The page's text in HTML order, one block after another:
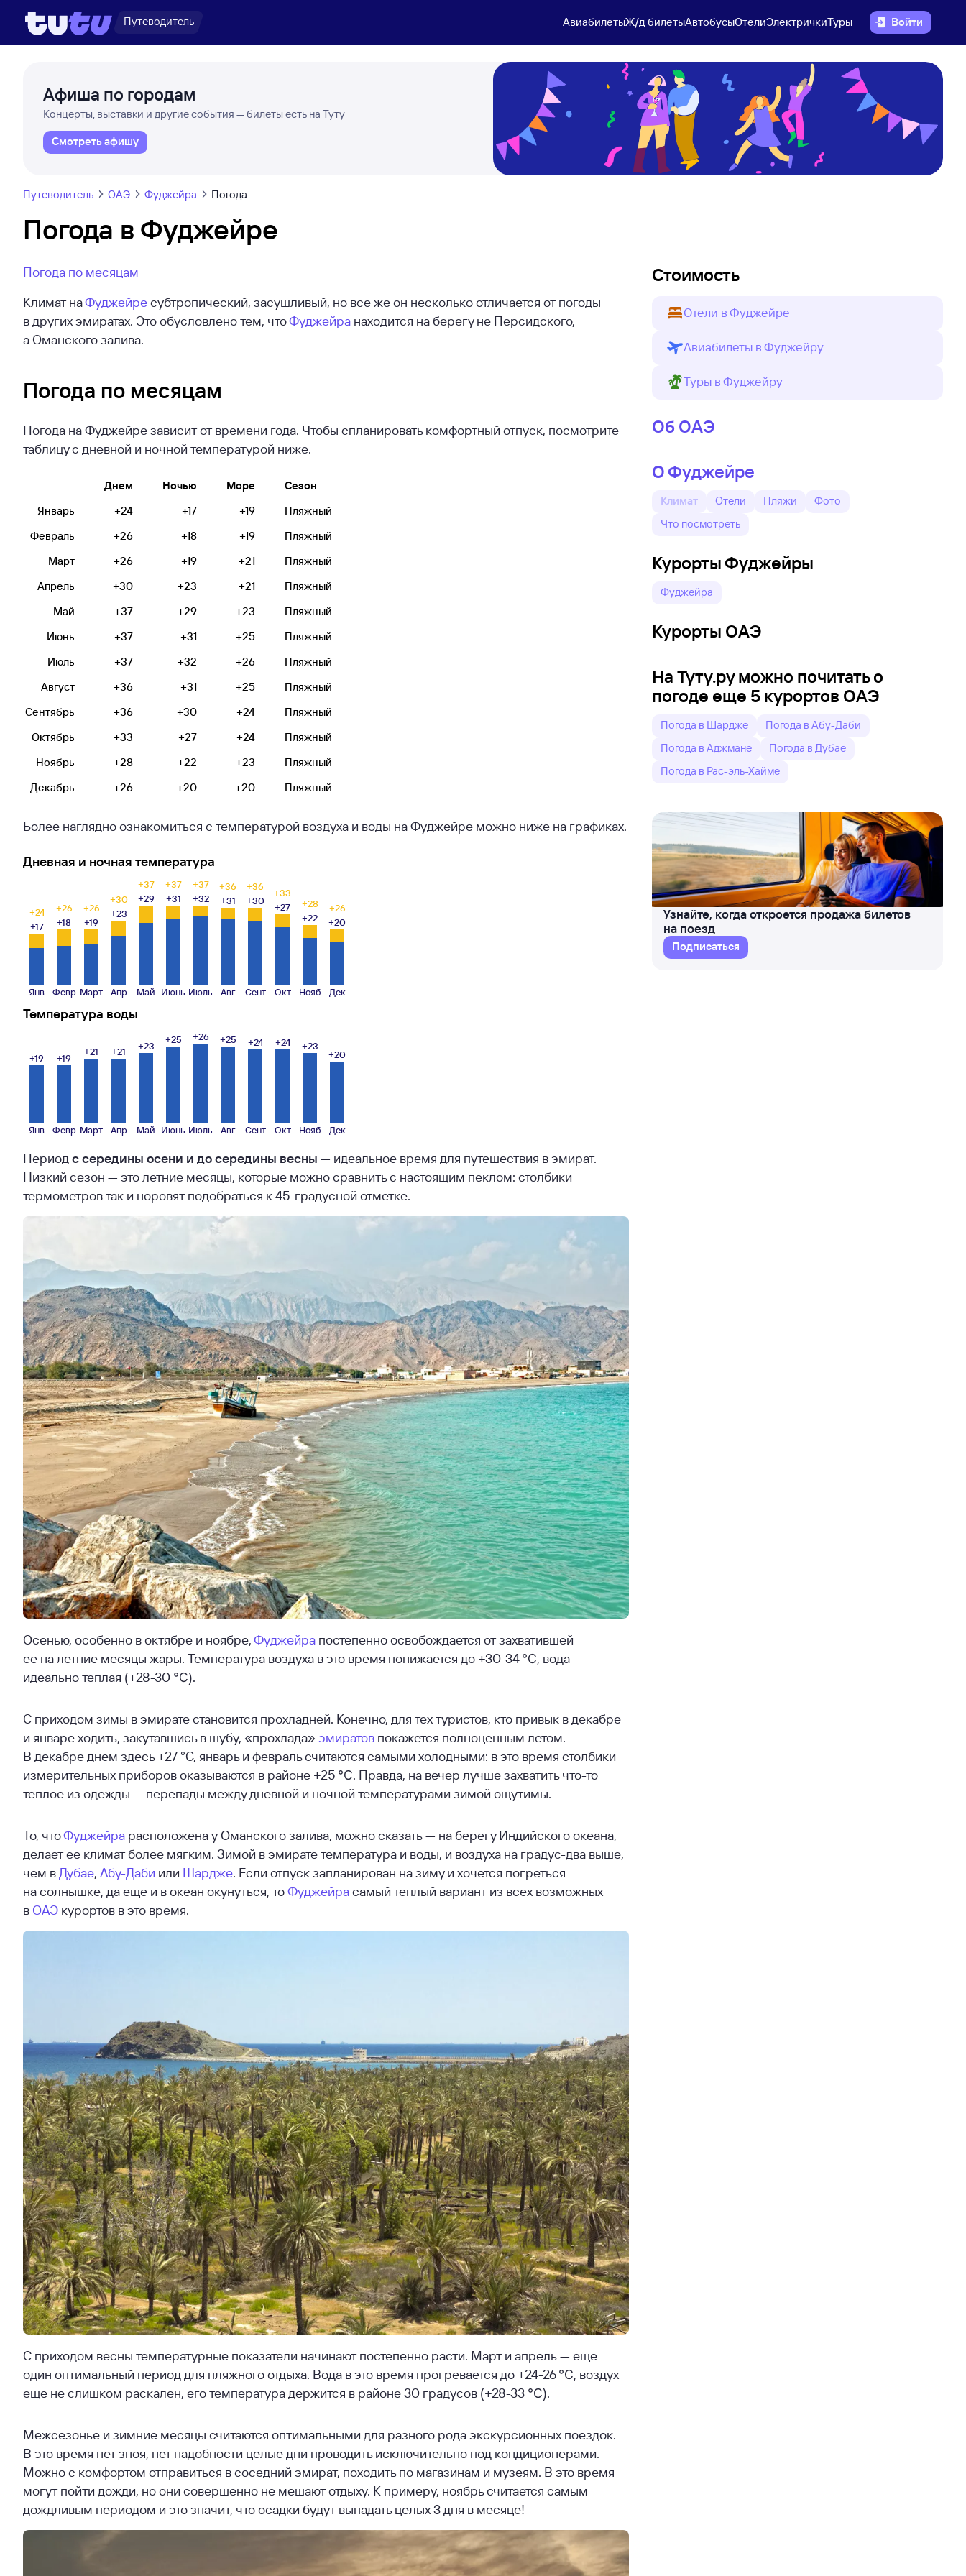
Путеводитель АвиабилетыЖ/д билетыАвтобусыОтелиЭлектричкиТуры Войти
Афиша по городам
Концерты, выставки и другие события — билеты есть на Туту
Смотреть афишу
Путеводитель ОАЭ Фуджейра Погода
Погода в Фуджейре
Погода по месяцам
Климат наФуджейресубтропический, засушливый, но все же он несколько отличается от погоды
в других эмиратах. Это обусловлено тем, чтоФуджейра находится на берегу не Персидского,
а Оманского залива.
Погода по месяцам
Погода на Фуджейре зависит от времени года. Чтобы спланировать комфортный отпуск, посмотрите
таблицу с дневной и ночной температурой ниже.
Днем Ночью Море
Сезон
Январь
+24 +17 +19
Пляжный
Февраль
+26 +18 +19
Пляжный
Март
+26 +19 +21
Пляжный
Апрель
+30 +23 +21
Пляжный
Май
+37 +29 +23
Пляжный
Июнь
+37 +31 +25
Пляжный
Июль
+37 +32 +26
Пляжный
Август
+36 +31 +25
Пляжный
Сентябрь
+36 +30 +24
Пляжный
Октябрь
+33 +27 +24
Пляжный
Ноябрь
+28 +22 +23
Пляжный
Декабрь
+26 +20 +20 Пляжный
Более наглядно ознакомиться с температурой воздуха и воды на Фуджейре можно ниже на графиках.
Дневная и ночная температура
+24
+17
Янв
+26
+18
Февр
+26
+19
Март
+30
+23
Апр
+37
+29
Май
+37
+31
Июнь
+37
+32
Июль
+36
+31
Авг
+36
+30
Сент
+33
+27
Окт
+28
+22
Нояб
+26
+20
Дек
Температура воды
+19
Янв
+19
Февр
+21
Март
+21
Апр
+23
Май
+25
Июнь
+26
Июль
+25
Авг
+24
Сент
+24
Окт
+23
Нояб
+20
Дек
Период с середины осени и до середины весны — идеальное время для путешествия в эмират.
Низкий сезон — это летние месяцы, которые можно сравнить с настоящим пеклом: столбики
термометров так и норовят подобраться к 45-градусной отметке.
Осенью, особенно в октябре и ноябре,Фуджейра постепенно освобождается от захватившей
ее на летние месяцы жары. Температура воздуха в это время понижается до +30-34 ℃, вода
идеально теплая (+28-30 ℃).
С приходом зимы в эмирате становится прохладней. Конечно, для тех туристов, кто привык в декабре
и январе ходить, закутавшись в шубу, «прохлада» эмиратов покажется полноценным летом.
В декабре днем здесь +27 °C, январь и февраль считаются самыми холодными: в это время столбики
измерительных приборов оказываются в районе +25 ℃. Правда, на вечер лучше захватить что-то
теплое из одежды — перепады между дневной и ночной температурами зимой ощутимы.
То, чтоФуджейра расположена у Оманского залива, можно сказать — на берегу Индийского океана,
делает ее климат более мягким. Зимой в эмирате температура и воды, и воздуха на градус-два выше,
чем в Дубае, Абу-Даби или Шардже. Если отпуск запланирован на зиму и хочется погреться
на солнышке, да еще и в океан окунуться, тоФуджейрасамый теплый вариант из всех возможных
в ОАЭ курортов в это время.
С приходом весны температурные показатели начинают постепенно расти. Март и апрель — еще
один оптимальный период для пляжного отдыха. Вода в это время прогревается до +24-26 ℃, воздух
еще не слишком раскален, его температура держится в районе 30 градусов (+28-33 ℃).
Межсезонье и зимние месяцы считаются оптимальными для разного рода экскурсионных поездок.
В это время нет зноя, нет надобности целые дни проводить исключительно под кондиционерами.
Можно с комфортом отправиться в соседний эмират, походить по магазинам и музеям. В это время
могут пойти дожди, но они совершенно не мешают отдыху. К примеру, ноябрь считается самым
дождливым периодом и это значит, что осадки будут выпадать целых 3 дня в месяце!
Стоимость
Отели в Фуджейре
Авиабилеты в Фуджейру
Туры в Фуджейру
Об ОАЭ
О Фуджейре
Климат Отели Пляжи
Фото
Что посмотреть
Курорты Фуджейры
Фуджейра
Курорты ОАЭ
На Туту.ру можно почитать о
погоде еще 5 курортов ОАЭ
Погода в Шардже
Погода в Абу-Даби
Погода в Аджмане
Погода в Дубае
Погода в Рас-эль-Хайме
Узнайте, когда откроется продажа билетов
на поезд
Подписаться